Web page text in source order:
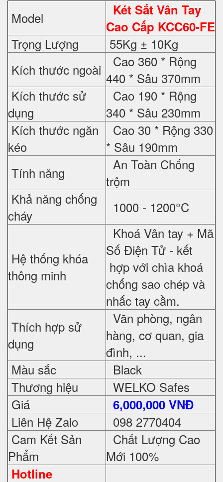
Model
Két Sắt Vân Tay
Cao Cấp KCC60-FE
Trọng Lượng
55Kg ± 10Kg
Kích thước ngoài
Cao 360 * Rộng
440 * Sâu 370mm
Kích thước sử
dụng
Cao 190 * Rộng
340 * Sâu 230mm
Kích thước ngăn
kéo
Cao 30 * Rộng 330
* Sâu 190mm
Tính năng
An Toàn Chống
trộm
Khả năng chống
cháy
1000 - 1200°C
Hệ thống khóa
thông minh
Khoá Vân tay + Mã
Số Điện Tử - kết
hợp với chìa khoá
chống sao chép và
nhấc tay cầm.
Thích hợp sử
dụng
Văn phòng, ngân
hàng, cơ quan, gia
đình, ...
Màu sắc
Black
Thương hiệu
WELKO Safes
Giá
6,000,000 VNĐ
Liên Hệ Zalo
098 2770404
Cam Kết Sản
Phẩm
Chất Lượng Cao
Mới 100%
Hotline